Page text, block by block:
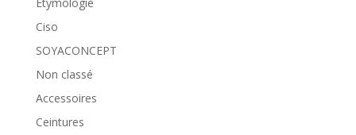
Ciso
SOYACONCEPT
Non classé
Accessoires
Ceintures